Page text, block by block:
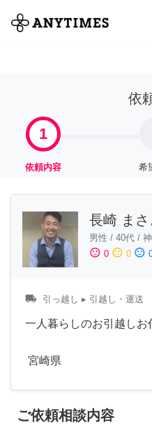
全て
依
1
依頼内容 希
長崎 まさ
男性 / 40代 /
sentiment_satisfied 0 sentiment_neutral 0 sentiment_dissatisfied
local_shipping 引っ越し ▸ 引越し・運送
一人暮らしのお引越しお
宮崎県
ご依頼相談内容